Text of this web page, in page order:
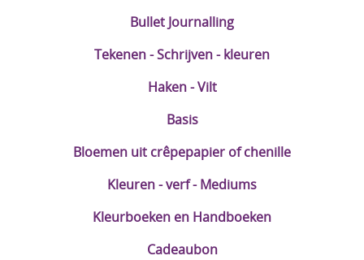
Bullet Journalling
Tekenen - Schrijven - kleuren
Haken - Vilt
Basis
Bloemen uit crêpepapier of chenille
Kleuren - verf - Mediums
Kleurboeken en Handboeken
Cadeaubon